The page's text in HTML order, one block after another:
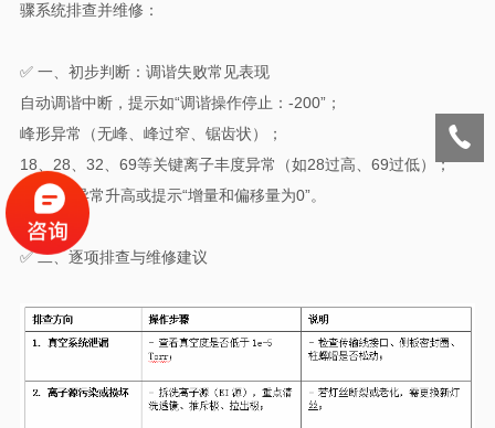
骤系统排查并维修：
✅ 一、初步判断：调谐失败常见表现
自动调谐中断，提示如“调谐操作停止：-200”；
峰形异常（无峰、峰过窄、锯齿状）；
18、28、32、69等关键离子丰度异常（如28过高、69过低）；
EM电压异常升高或提示“增量和偏移量为0”。
✅ 二、逐项排查与维修建议